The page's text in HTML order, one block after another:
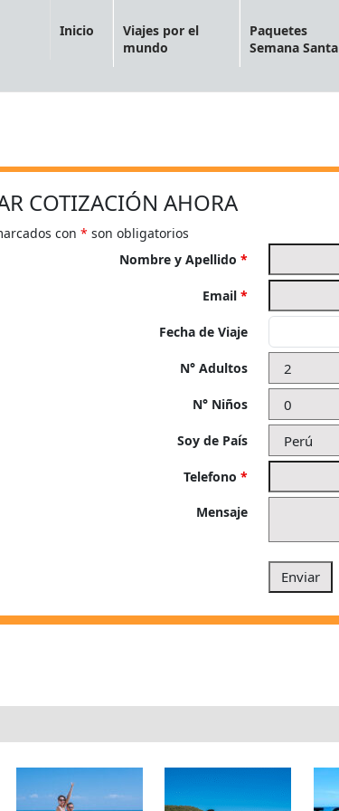
Inicio
Viajes por el
mundo
Paquetes
Semana Santa
COTIZACIÓN AHORA
con * son obligatorios
Nombre y Apellido*
Email*
Fecha de Viaje
N° Adultos
N° Niños
Soy de País
Telefono*
Mensaje